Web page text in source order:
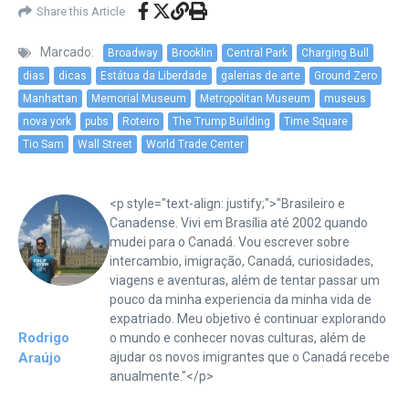
Share this Article
Marcado: Broadway Brooklin Central Park
Charging Bull
dias
dicas Estátua da Liberdade galerias de arte
Ground Zero
Manhattan
Memorial Museum Metropolitan Museum
museus
nova york
pubs Roteiro The Trump Building
Time Square
Tio Sam
Wall Street World Trade Center
Rodrigo
Araújo
<p style="text-align: justify;">"Brasileiro e
Canadense. Vivi em Brasília até 2002 quando
mudei para o Canadá. Vou escrever sobre
intercambio, imigração, Canadá, curiosidades,
viagens e aventuras, além de tentar passar um
pouco da minha experiencia da minha vida de
expatriado. Meu objetivo é continuar explorando
o mundo e conhecer novas culturas, além de
ajudar os novos imigrantes que o Canadá recebe
anualmente."</p>